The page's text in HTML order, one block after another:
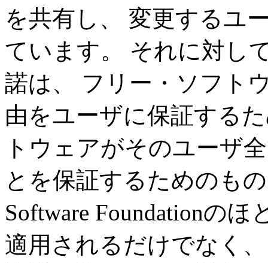
を共有し、 変更するユ
ています。 それに対し
諾は、 フリー・ソフト
由をユーザに保証する
トウェアがそのユーザ
とを保証するためのも
Software Foundationの
適用されるだけでなく